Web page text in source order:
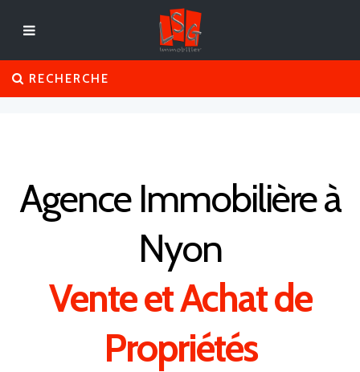
RECHERCHE
Agence Immobilière à
Nyon
Vente et Achat de
Propriétés